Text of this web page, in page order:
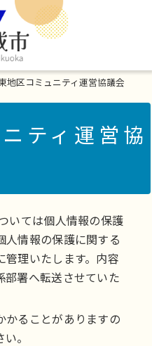
地区コミュニティ運営協議会
ティ運営協
いては個人情報の保護
人情報の保護に関する
管理いたします。内容
部署へ転送させていた
かることがありますの
。